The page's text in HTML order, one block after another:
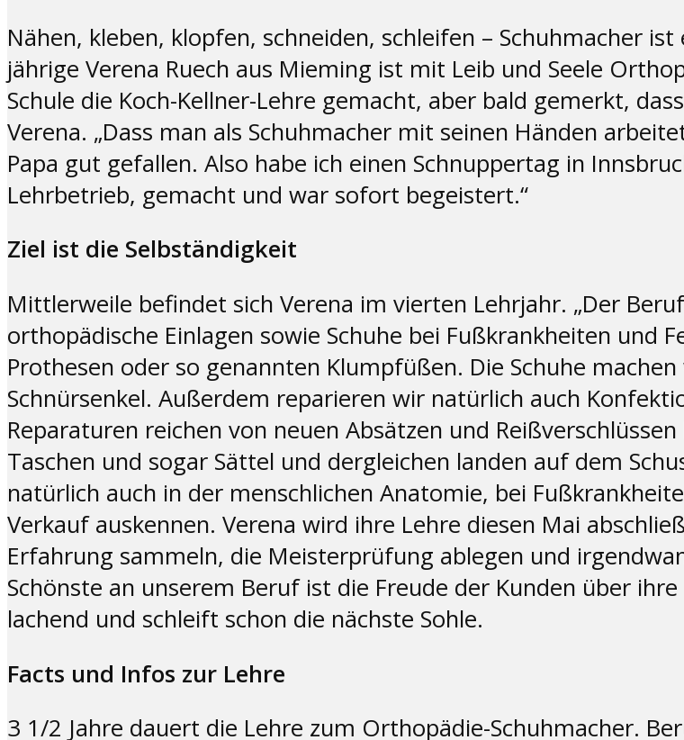
Nähen, kleben, klopfen, schneiden, schleifen – Schuhmacher
jährige Verena Ruech aus Mieming ist mit Leib und Seele
Schule die Koch-Kellner-Lehre gemacht, aber bald gemerkt,
Verena. „Dass man als Schuhmacher mit seinen Händen
Papa gut gefallen. Also habe ich einen Schnuppertag in
Lehrbetrieb, gemacht und war sofort begeistert.“
Ziel ist die Selbständigkeit
Mittlerweile befindet sich Verena im vierten Lehrjahr. „Der
orthopädische Einlagen sowie Schuhe bei Fußkrankheiten und
Prothesen oder so genannten Klumpfüßen. Die Schuhe
Schnürsenkel. Außerdem reparieren wir natürlich auch
Reparaturen reichen von neuen Absätzen und
Taschen und sogar Sättel und dergleichen landen auf dem
natürlich auch in der menschlichen Anatomie, bei
Verkauf auskennen. Verena wird ihre Lehre diesen Mai
Erfahrung sammeln, die Meisterprüfung ablegen und
Schönste an unserem Beruf ist die Freude der Kunden über
lachend und schleift schon die nächste Sohle.
Facts und Infos zur Lehre
3 1/2 Jahre dauert die Lehre zum Orthopädie-Schuhmacher.